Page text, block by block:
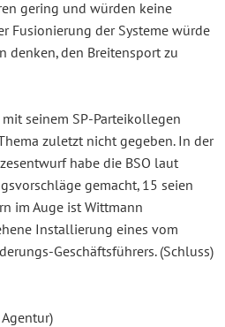
gering und würden keine
Fusionierung der Systeme würde
denken, den Breitensport zu
seinem SP-Parteikollegen
zuletzt nicht gegeben. In der
habe die BSO laut
gemacht, 15 seien
im Auge ist Wittmann
Installierung eines vom
Geschäftsführers. (Schluss)
Agentur)